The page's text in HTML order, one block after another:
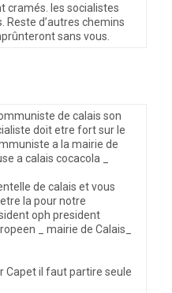
cramés. les socialistes
Reste d’autres chemins
sans vous.
de calais son
doit etre fort sur le
a la mairie de
a calais cocacola _
de calais et vous
la pour notre
oph president
_ mairie de Calais_
Capet il faut partire seule